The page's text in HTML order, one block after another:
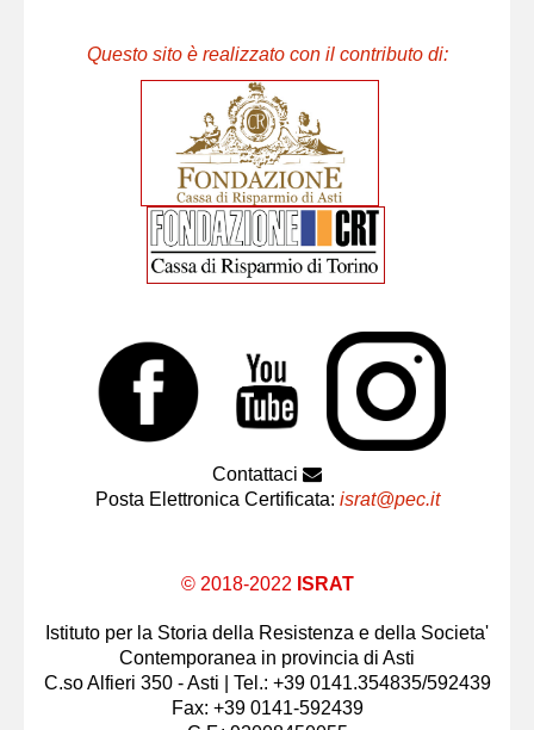
Questo sito è realizzato con il contributo di:
Contattaci
Posta Elettronica Certificata: israt@pec.it
© 2018-2022 ISRAT
Istituto per la Storia della Resistenza e della Societa'
Contemporanea in provincia di Asti
C.so Alfieri 350 - Asti | Tel.: +39 0141.354835/592439
Fax: +39 0141-592439